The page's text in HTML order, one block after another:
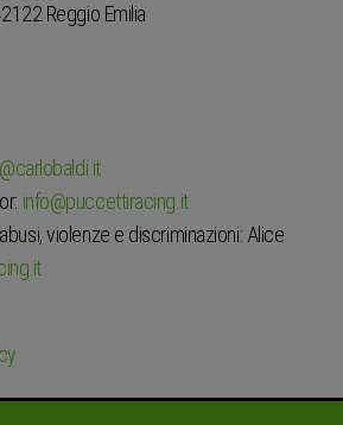
Reggio Emilia
info@puccettiracing.it
violenze e discriminazioni: Alice